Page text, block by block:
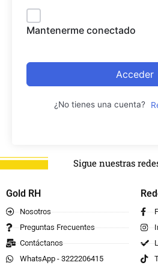
Mantenerme conectado
Acceder
¿No tienes una cuenta?
Sigue nuestras
Gold RH
Nosotros
Preguntas Frecuentes
Contáctanos
WhatsApp - 3222206415